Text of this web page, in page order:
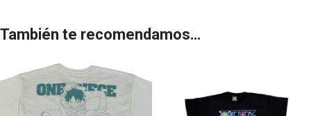
También te recomendamos…